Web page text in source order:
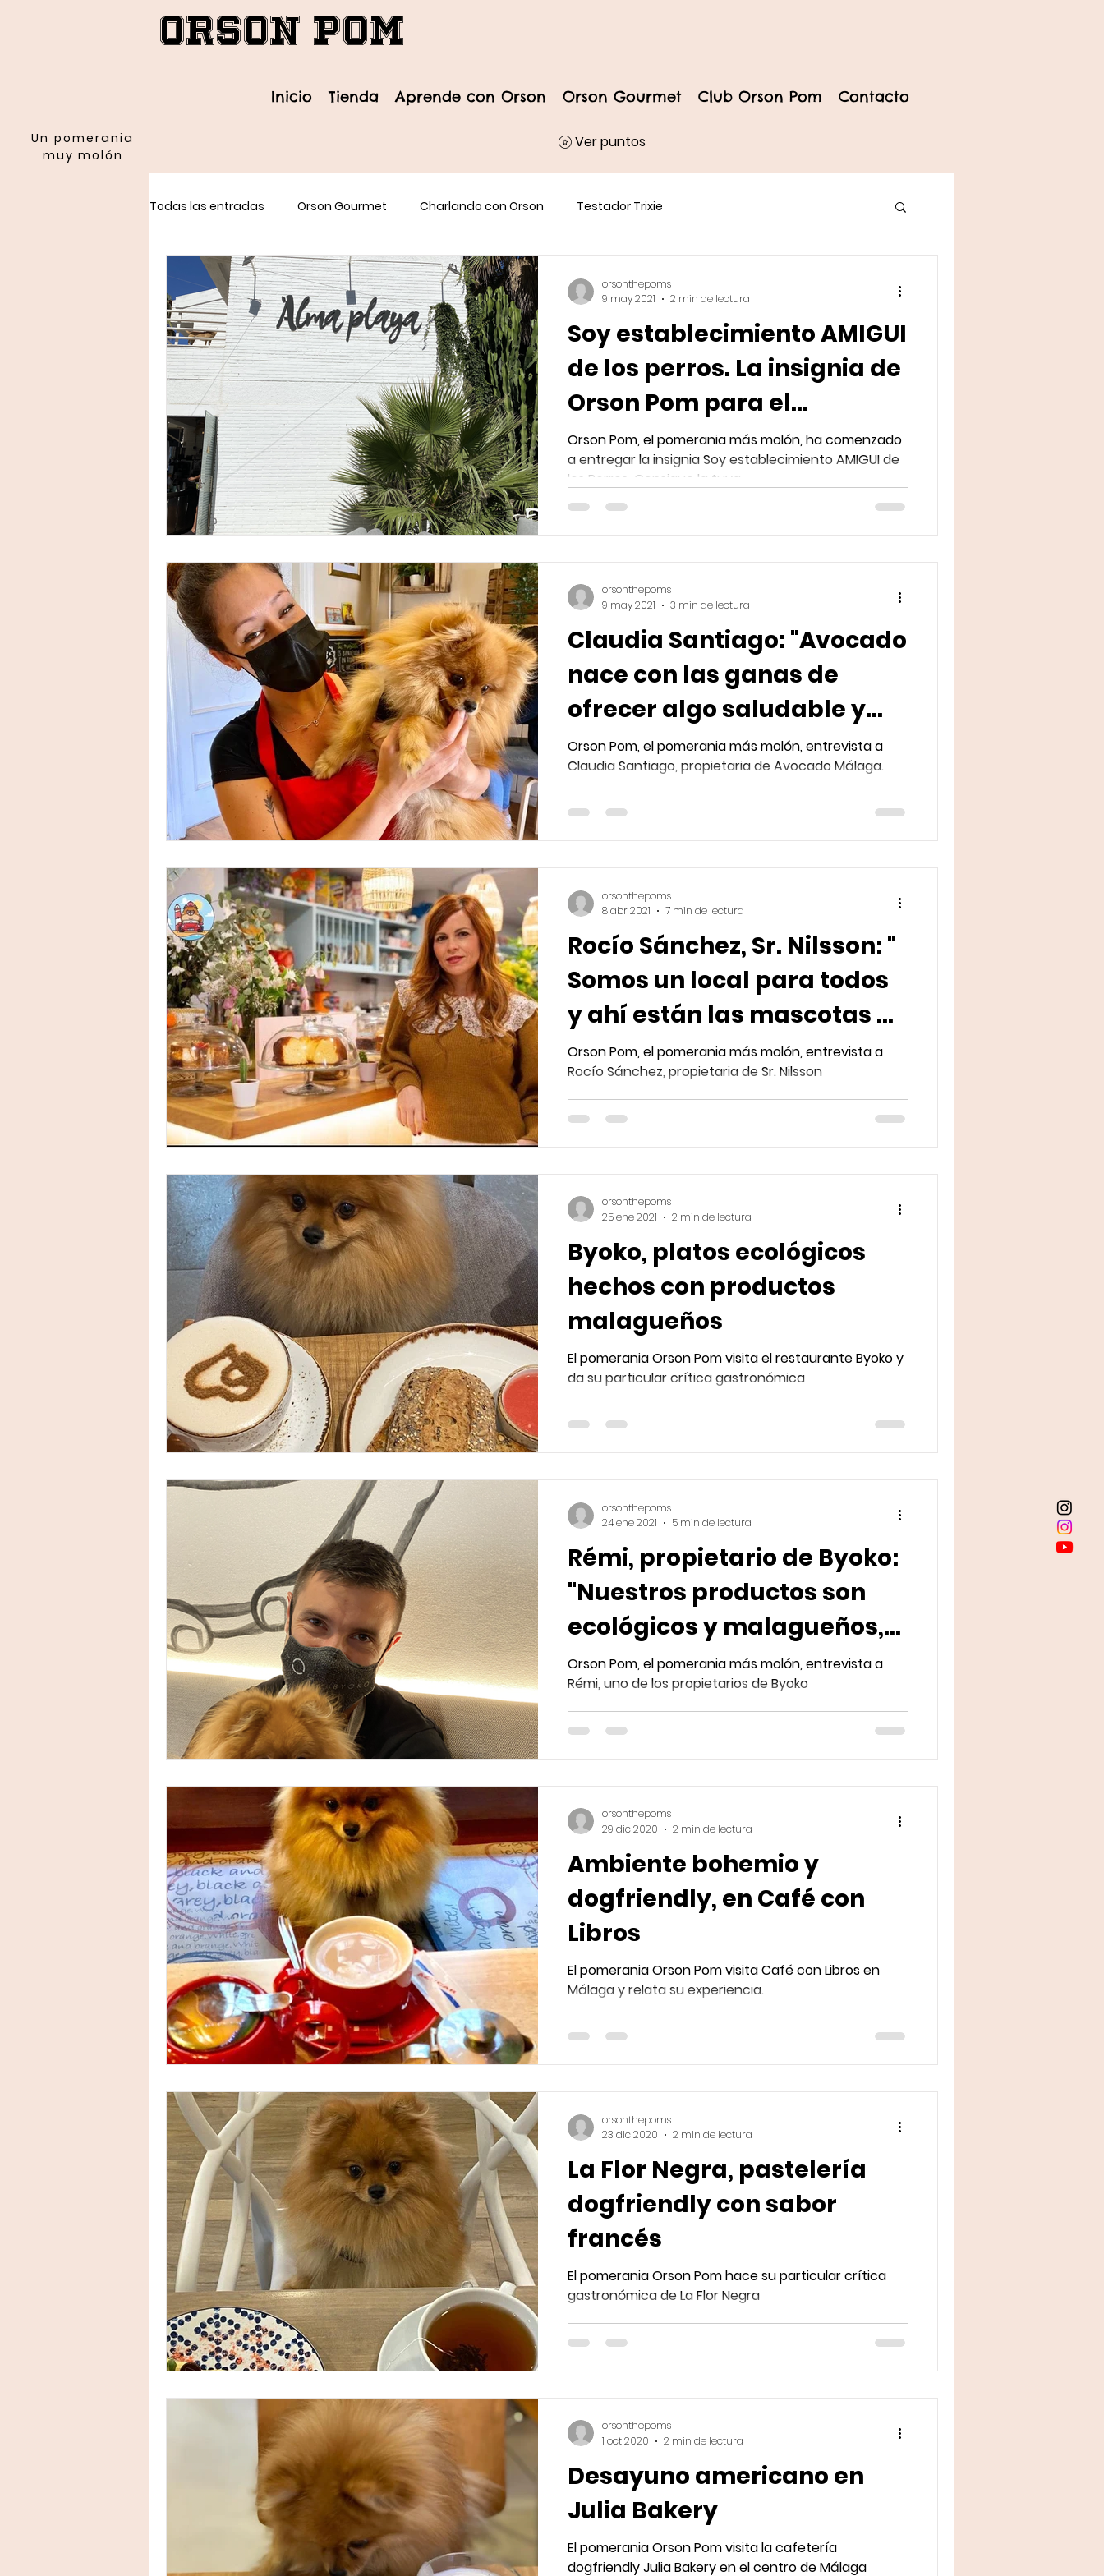
ORSON - POM
ORSON - POM
Un pomerania
muy molón
Orson Pom
Inicio Tienda Aprende con Orson Orson Gourmet Club Orson Pom Contacto
Ver puntos
Todas las entradas Orson Gourmet Charlando con Orson Testador Trixie
Soy establecimiento AMIGUI
de los perros. La insignia de
Orson Pom para el
dogfriendly en Málaga
Orson Pom, el pomerania más molón, ha comenzado
a entregar la insignia Soy establecimiento AMIGUI de
los Perros. Consigue la tuya.
orsonthepoms
9 may 2021
2 min de lectura
Claudia Santiago: "Avocado
nace con las ganas de
ofrecer algo saludable y
divertido"
Orson Pom, el pomerania más molón, entrevista a
Claudia Santiago, propietaria de Avocado Málaga.
orsonthepoms
9 may 2021
3 min de lectura
Rocío Sánchez, Sr. Nilsson: "
Somos un local para todos
y ahí están las mascotas de
cada familia"
Orson Pom, el pomerania más molón, entrevista a
Rocío Sánchez, propietaria de Sr. Nilsson
orsonthepoms
8 abr 2021
7 min de lectura
Byoko, platos ecológicos
hechos con productos
malagueños
El pomerania Orson Pom visita el restaurante Byoko y
da su particular crítica gastronómica
orsonthepoms
25 ene 2021
2 min de lectura
Rémi, propietario de Byoko:
"Nuestros productos son
ecológicos y malagueños,
del campo llegan aquí"
Orson Pom, el pomerania más molón, entrevista a
Rémi, uno de los propietarios de Byoko
orsonthepoms
24 ene 2021
5 min de lectura
Ambiente bohemio y
dogfriendly, en Café con
Libros
El pomerania Orson Pom visita Café con Libros en
Málaga y relata su experiencia.
orsonthepoms
29 dic 2020
2 min de lectura
La Flor Negra, pastelería
dogfriendly con sabor
francés
El pomerania Orson Pom hace su particular crítica
gastronómica de La Flor Negra
orsonthepoms
23 dic 2020
2 min de lectura
Desayuno americano en
Julia Bakery
El pomerania Orson Pom visita la cafetería
dogfriendly Julia Bakery en el centro de Málaga
orsonthepoms
1 oct 2020
2 min de lectura